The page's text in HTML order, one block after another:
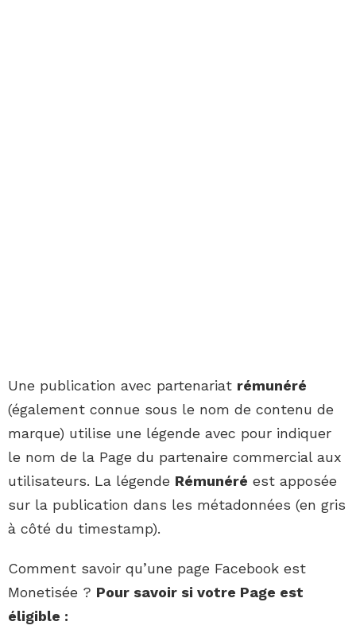
Une publication avec partenariat rémunéré
(également connue sous le nom de contenu de
marque) utilise une légende avec pour indiquer
le nom de la Page du partenaire commercial aux
utilisateurs. La légende Rémunéré est apposée
sur la publication dans les métadonnées (en gris
à côté du timestamp).
Comment savoir qu’une page Facebook est
Monetisée ? Pour savoir si votre Page est
éligible :